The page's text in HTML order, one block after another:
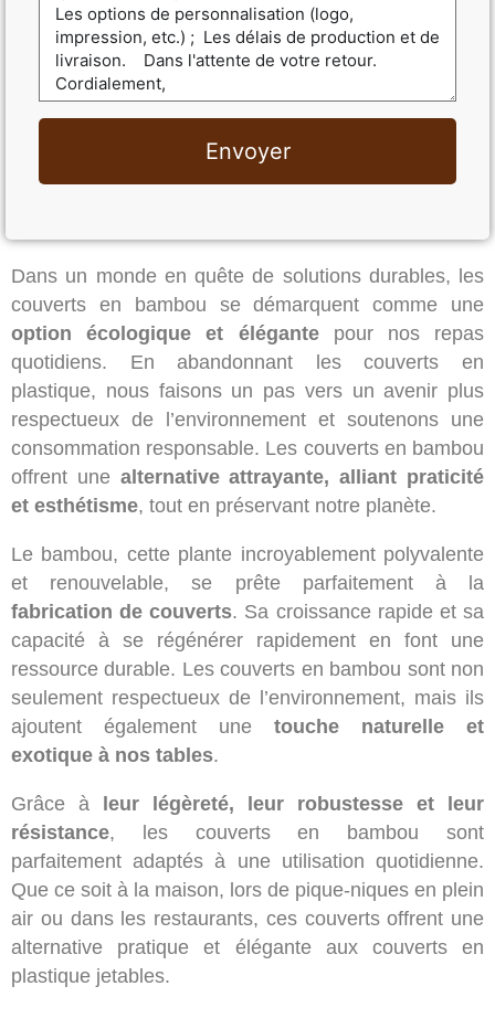
Envoyer
Dans un monde en quête de solutions durables, les
couverts en bambou se démarquent comme une
option écologique et élégantepour nos repas
quotidiens. En abandonnant les couverts en
plastique, nous faisons un pas vers un avenir plus
respectueux de l’environnement et soutenons une
consommation responsable. Les couverts en bambou
offrent une alternative attrayante, alliant praticité
et esthétisme, tout en préservant notre planète.
Le bambou, cette plante incroyablement polyvalente
et renouvelable, se prête parfaitement à la
fabrication de couverts. Sa croissance rapide et sa
capacité à se régénérer rapidement en font une
ressource durable. Les couverts en bambou sont non
seulement respectueux de l’environnement, mais ils
ajoutent également une touche naturelle et
exotique à nos tables.
Grâce à
leur légèreté, leur robustesse et leur
résistance, les couverts en bambou sont
parfaitement adaptés à une utilisation quotidienne.
Que ce soit à la maison, lors de pique-niques en plein
air ou dans les restaurants, ces couverts offrent une
alternative pratique et élégante aux couverts en
plastique jetables.